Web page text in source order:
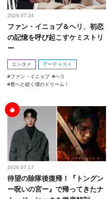
2026.07.24
ファン・イニョプ＆ヘリ、初恋
の記憶を呼び起こすケミストリ
ー
エンタメ アーティスト
ファン・イニョプ
ヘリ
君へと続く僕のドリーム！
2026.07.17
待望の除隊後復帰！『トングン
ー呪いの宮ー』で帰ってきたナ